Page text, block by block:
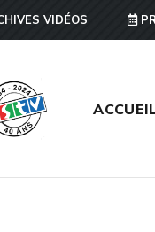
VIDÉOS